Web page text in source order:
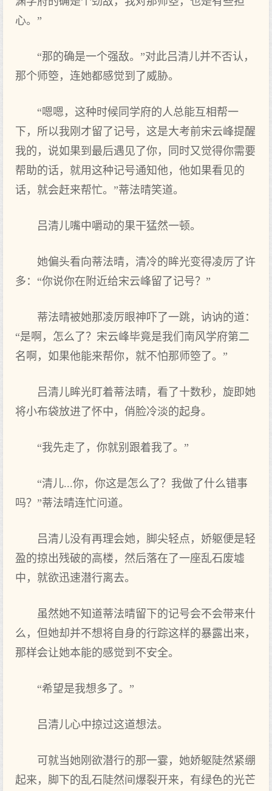
心。”
“那的确是一个强敌。”对此吕清儿并不否认，
那个师箜，连她都感觉到了威胁。
“嗯嗯，这种时候同学府的人总能互相帮一
下，所以我刚才留了记号，这是大考前宋云峰提醒
我的，说如果到最后遇见了你，同时又觉得你需要
帮助的话，就用这种记号通知他，他如果看见的
话，就会赶来帮忙。”蒂法晴笑道。
吕清儿嘴中嚼动的果干猛然一顿。
她偏头看向蒂法晴，清冷的眸光变得凌厉了许
多：“你说你在附近给宋云峰留了记号？”
蒂法晴被她那凌厉眼神吓了一跳，讷讷的道：
“是啊，怎么了？宋云峰毕竟是我们南风学府第二
名啊，如果他能来帮你，就不怕那师箜了。”
吕清儿眸光盯着蒂法晴，看了十数秒，旋即她
将小布袋放进了怀中，俏脸冷淡的起身。
“我先走了，你就别跟着我了。”
“清儿...你，你这是怎么了？我做了什么错事
吗？”蒂法晴连忙问道。
吕清儿没有再理会她，脚尖轻点，娇躯便是轻
盈的掠出残破的高楼，然后落在了一座乱石废墟
中，就欲迅速潜行离去。
虽然她不知道蒂法晴留下的记号会不会带来什
么，但她却并不想将自身的行踪这样的暴露出来，
那样会让她本能的感觉到不安全。
“希望是我想多了。”
吕清儿心中掠过这道想法。
可就当她刚欲潜行的那一霎，她娇躯陡然紧绷
起来，脚下的乱石陡然间爆裂开来，有绿色的光芒